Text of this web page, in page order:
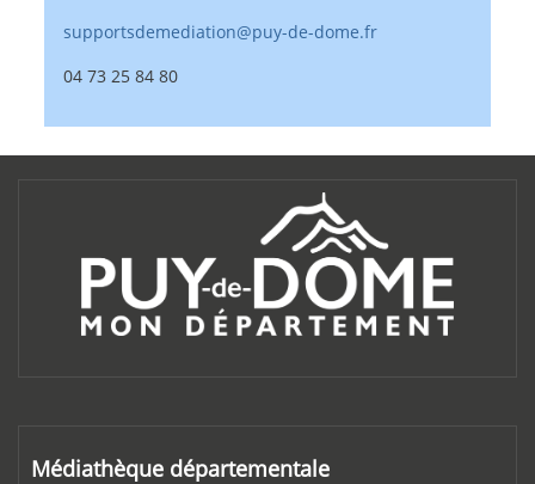
supportsdemediation@puy-de-dome.fr
04 73 25 84 80
Médiathèque départementale